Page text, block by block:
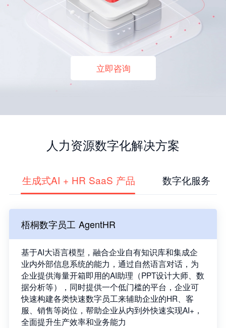
立即咨询
人力资源数字化解决方案
生成式AI + HR SaaS 产品 数字化服务
梧桐数字员工 AgentHR
基于AI大语言模型，融合企业自有知识库和集成企
业内外部信息系统的能力，通过自然语言对话，为
企业提供海量开箱即用的AI助理（PPT设计大师、数
据分析等），同时提供一个低门槛的平台，企业可
快速构建各类快速数字员工来辅助企业的HR、客
服、销售等岗位，帮助企业从内到外快速实现AI+，
全面提升生产效率和业务能力